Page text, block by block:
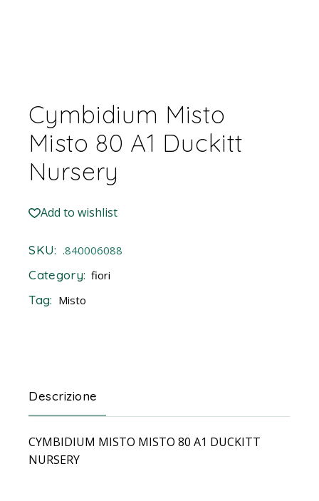
Cymbidium Misto
Misto 80 A1 Duckitt
Nursery
Add to wishlist
SKU: .840006088
Category: fiori
Tag: Misto
Descrizione
CYMBIDIUM MISTO MISTO 80 A1 DUCKITT
NURSERY